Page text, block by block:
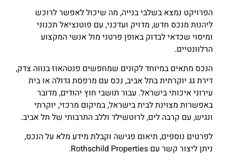
הפרויקט נמצא בשלבי בנייה, מה שיכול לאפשר לרוכש
ליהנות מנכס חדש, מדויק ועדכני, עם פוטנציאל תכנוני
ומיסוי שכדאי לבדוק באופן פרטני מול אנשי המקצוע
הרלוונטיים.
הנכס מתאים במיוחד לקונים שמחפשים פנטהאוז בנווה צדק,
דירת גג יוקרתית בתל אביב, נכס עם מרפסת גדולה או בית
עירוני איכותי בישראל. עבור תושבי חוץ יהודים, מדובר
באפשרות מצוינת לבית בישראל, במיקום מרכזי, יוקרתי
ונגיש, עם קרבה לים, לרוטשילד וללב התרבותי של תל אביב.
לפרטים נוספים, תיאום פגישה וקבלת מידע מלא על הנכס,
ניתן ליצור קשר עם Rothschild Properties.